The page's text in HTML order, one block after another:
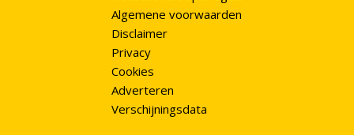
Algemene voorwaarden
Disclaimer
Privacy
Cookies
Adverteren
Verschijningsdata